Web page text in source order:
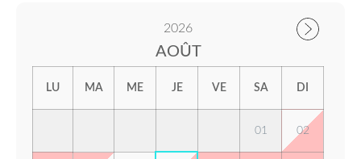
2026
AOÛT
LU MA ME JE VE SA DI
01 02